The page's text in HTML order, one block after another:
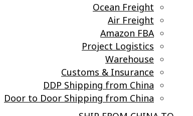
Ocean Freight
Air Freight
Amazon FBA
Project Logistics
Warehouse
Customs & Insurance
DDP Shipping from China
Door to Door Shipping from China